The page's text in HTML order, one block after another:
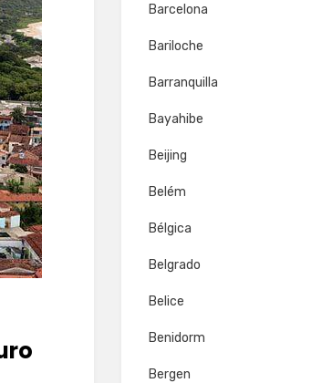
Barcelona
Bariloche
Barranquilla
Bayahibe
Beijing
Belém
Bélgica
Belgrado
Belice
Benidorm
Bergen